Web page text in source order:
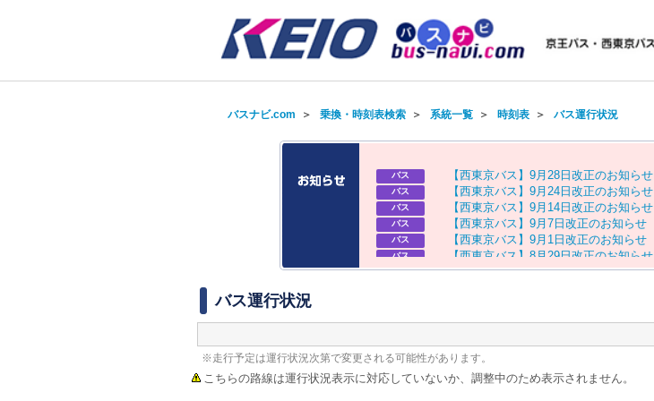
バスナビ.com ＞ 乗換・時刻表検索＞ 系統一覧＞ 時刻表＞ バス運行状況
バス 【西東京バス 】 9月 28 日 改正のお知 らせ
バス 【西東京バス 】 9月 24 日 改正のお知 らせ
バス 【西東京バス 】 9月 14 日 改正のお知 らせ
バス 【西東京バス 】 9月 7 日 改正のお知 らせ
バス 【西東京バス 】 9月 1 日 改正のお知 らせ
バス 【西東京バス 】 8 月 29日改正のお知 らせ
バス 【京王バス】お盆ダイヤのお知らせ
バス運行状況
※走行予定は運行状況次第で変更される可能性があります。
こちらの路線は運行状況表示に対応していないか、調整中のため表示されません。